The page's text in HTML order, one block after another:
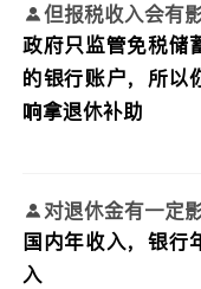
但报税收入会有
政府只监管免税储
的银行账户，所以
响拿退休补助
对退休金有一定
国内年收入，银行
入